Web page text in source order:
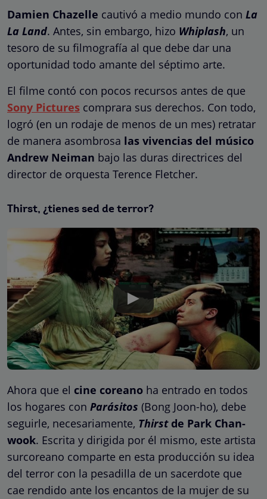
Damien Chazelle cautivó a medio mundo con La
La Land. Antes, sin embargo, hizo Whiplash, un
tesoro de su filmografía al que debe dar una
oportunidad todo amante del séptimo arte.
El filme contó con pocos recursos antes de que
Sony Pictures comprara sus derechos. Con todo,
logró (en un rodaje de menos de un mes) retratar
de manera asombrosa las vivencias del músico
Andrew Neiman bajo las duras directrices del
director de orquesta Terence Fletcher.
Thirst, ¿tienes sed de terror?
Ahora que el cine coreano ha entrado en todos
los hogares con Parásitos (Bong Joon-ho), debe
seguirle, necesariamente, Thirstde Park Chan-
wook. Escrita y dirigida por él mismo, este artista
surcoreano comparte en esta producción su idea
del terror con la pesadilla de un sacerdote que
cae rendido ante los encantos de la mujer de su